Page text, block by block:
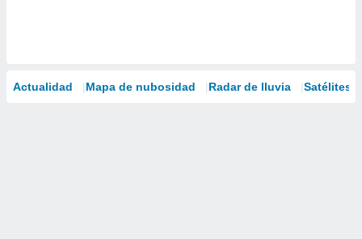
Actualidad Mapa de nubosidad Radar de lluvia Satélites